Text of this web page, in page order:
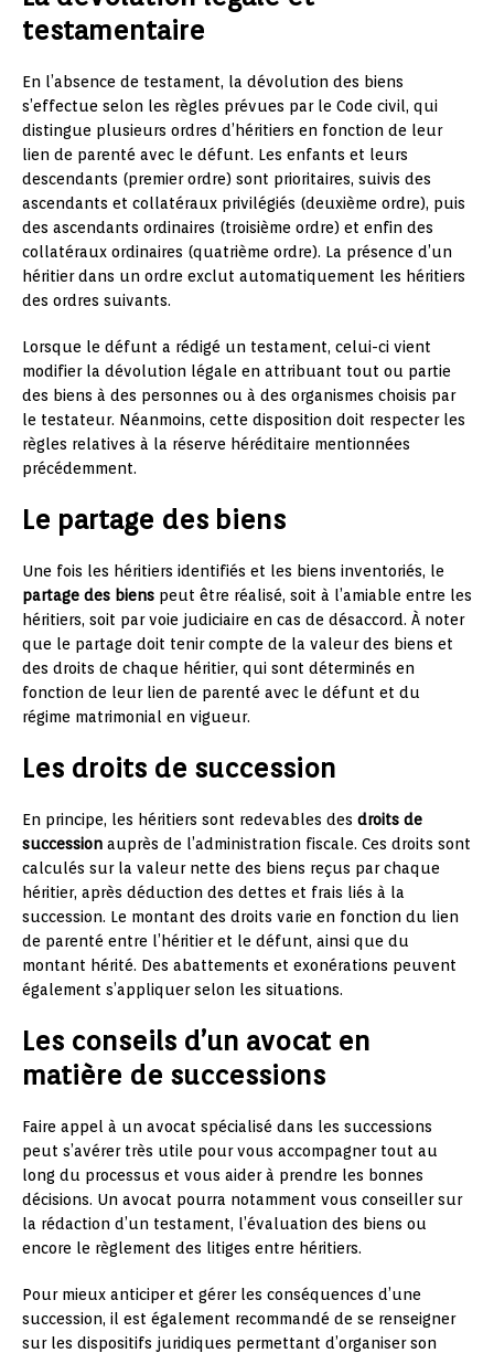
testamentaire
En l’absence de testament, la dévolution des biens
s’effectue selon les règles prévues par le Code civil, qui
distingue plusieurs ordres d’héritiers en fonction de leur
lien de parenté avec le défunt. Les enfants et leurs
descendants (premier ordre) sont prioritaires, suivis des
ascendants et collatéraux privilégiés (deuxième ordre), puis
des ascendants ordinaires (troisième ordre) et enfin des
collatéraux ordinaires (quatrième ordre). La présence d’un
héritier dans un ordre exclut automatiquement les héritiers
des ordres suivants.
Lorsque le défunt a rédigé un testament, celui-ci vient
modifier la dévolution légale en attribuant tout ou partie
des biens à des personnes ou à des organismes choisis par
le testateur. Néanmoins, cette disposition doit respecter les
règles relatives à la réserve héréditaire mentionnées
précédemment.
Le partage des biens
Une fois les héritiers identifiés et les biens inventoriés, le
partage des biens peut être réalisé, soit à l’amiable entre les
héritiers, soit par voie judiciaire en cas de désaccord. À noter
que le partage doit tenir compte de la valeur des biens et
des droits de chaque héritier, qui sont déterminés en
fonction de leur lien de parenté avec le défunt et du
régime matrimonial en vigueur.
Les droits de succession
En principe, les héritiers sont redevables des droits de
succession auprès de l’administration fiscale. Ces droits sont
calculés sur la valeur nette des biens reçus par chaque
héritier, après déduction des dettes et frais liés à la
succession. Le montant des droits varie en fonction du lien
de parenté entre l’héritier et le défunt, ainsi que du
montant hérité. Des abattements et exonérations peuvent
également s’appliquer selon les situations.
Les conseils d’un avocat en
matière de successions
Faire appel à un avocat spécialisé dans les successions
peut s’avérer très utile pour vous accompagner tout au
long du processus et vous aider à prendre les bonnes
décisions. Un avocat pourra notamment vous conseiller sur
la rédaction d’un testament, l’évaluation des biens ou
encore le règlement des litiges entre héritiers.
Pour mieux anticiper et gérer les conséquences d’une
succession, il est également recommandé de se renseigner
sur les dispositifs juridiques permettant d’organiser son